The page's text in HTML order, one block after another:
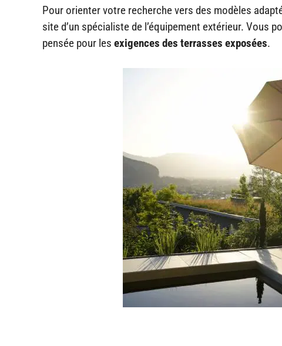
Pour orienter votre recherche vers des modèles
site d’un spécialiste de l’équipement extérieur. Vous
pensée pour les exigences des terrasses exposées.